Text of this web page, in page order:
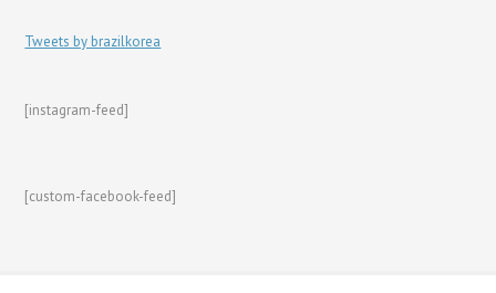
Tweets by brazilkorea
[instagram-feed]
[custom-facebook-feed]